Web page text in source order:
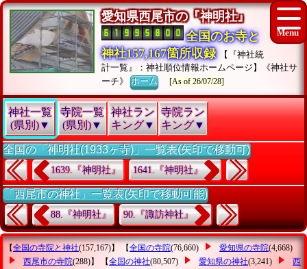
愛知県西尾市の『神明社』
全国のお寺と
神社157,167箇所収録
【『神社統
計一覧』：神社順位情報ホームページ】《神社サ
ーチ》ホーム [As of 26/07/28]
神社一覧
(県別)▼
寺院一覧
(県別)▼
神社ラン
キング▼
寺院ラン
キング▼
全国の「神明社(1933ヶ寺)」一覧表(矢印で移動可)
1639.『神明社』 1641.『神明社』
「西尾市の神社」一覧表(矢印で移動可能)
88.『神明社』 90.『諏訪神社』
【全国の寺院と神社(157,167)】 【全国の寺院(76,660) 愛知県の寺院(4,668)
西尾市の寺院(288)】 【全国の神社(80,507) 愛知県の神社(3,241)
西